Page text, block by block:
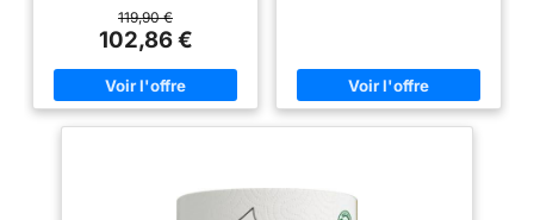
d’occultation (lorsque
le carter n’est pas
connecté à un
pour un nettoyage complet.
Maniable car très ergonomique,
il possède une poignée anti-
vibration et un régulateur de
vitesse. Spécialement conçu
pour le bois extérieur. ces
jardin, piscines hors sol, abris
119,90 €
102,86 €